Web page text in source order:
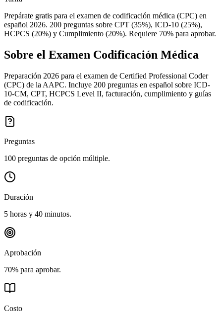
Prepárate gratis para el examen de codificación médica (CPC) en
español 2026. 200 preguntas sobre CPT (35%), ICD-10 (25%),
HCPCS (20%) y Cumplimiento (20%). Requiere 70% para aprobar.
Sobre el Examen Codificación Médica
Preparación 2026 para el examen de Certified Professional Coder
(CPC) de la AAPC. Incluye 200 preguntas en español sobre ICD-
10-CM, CPT, HCPCS Level II, facturación, cumplimiento y guías
de codificación.
Preguntas
100 preguntas de opción múltiple.
Duración
5 horas y 40 minutos.
Aprobación
70% para aprobar.
Costo